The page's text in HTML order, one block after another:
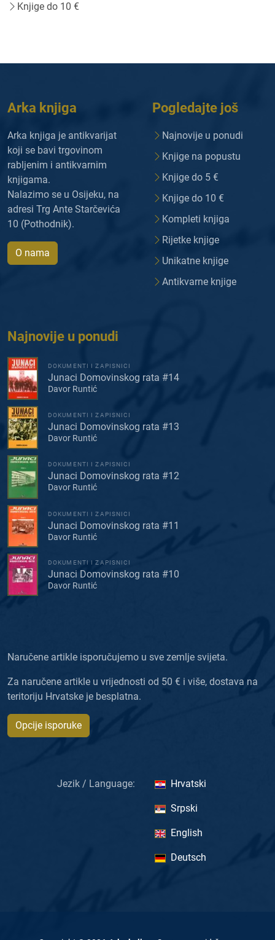
Knjige do 10 €
Arka knjiga
Arka knjiga je antikvarijat
koji se bavi trgovinom
rabljenim i antikvarnim
knjigama.
Nalazimo se u Osijeku, na
adresi Trg Ante Starčevića
10 (Pothodnik).
O nama
Pogledajte još
Najnovije u ponudi
Knjige na popustu
Knjige do 5 €
Knjige do 10 €
Kompleti knjiga
Rijetke knjige
Unikatne knjige
Antikvarne knjige
Najnovije u ponudi
DOKUMENTI I ZAPISNICI
Junaci Domovinskog rata #14
Davor Runtić
DOKUMENTI I ZAPISNICI
Junaci Domovinskog rata #13
Davor Runtić
DOKUMENTI I ZAPISNICI
Junaci Domovinskog rata #12
Davor Runtić
DOKUMENTI I ZAPISNICI
Junaci Domovinskog rata #11
Davor Runtić
DOKUMENTI I ZAPISNICI
Junaci Domovinskog rata #10
Davor Runtić
Naručene artikle isporučujemo u sve zemlje svijeta.
Za naručene artikle u vrijednosti od 50 € i više, dostava na
teritoriju Hrvatske je besplatna.
Opcije isporuke
Jezik / Language: Hrvatski
Srpski
English
Deutsch